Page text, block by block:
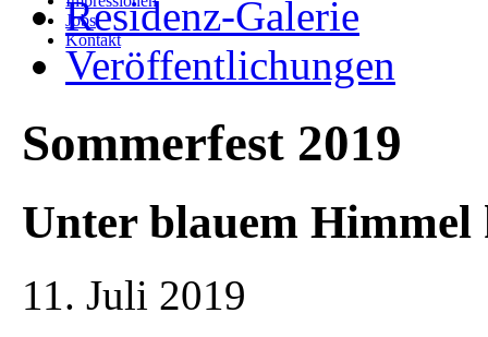
Jobs
Kontakt
Residenz-Galerie
Veröffentlichungen
Sommerfest 2019
Unter blauem
11. Juli 2019